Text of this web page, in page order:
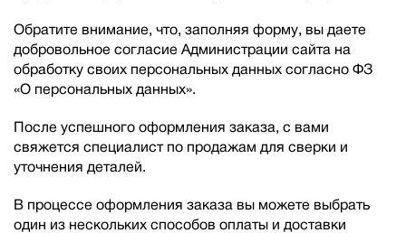
Обратите внимание, что, заполняя форму, вы даете
добровольное согласие Администрации сайта на
обработку своих персональных данных согласно ФЗ
«О персональных данных».
После успешного оформления заказа, с вами
свяжется специалист по продажам для сверки и
уточнения деталей.
В процессе оформления заказа вы можете выбрать
один из нескольких способов оплаты и доставки